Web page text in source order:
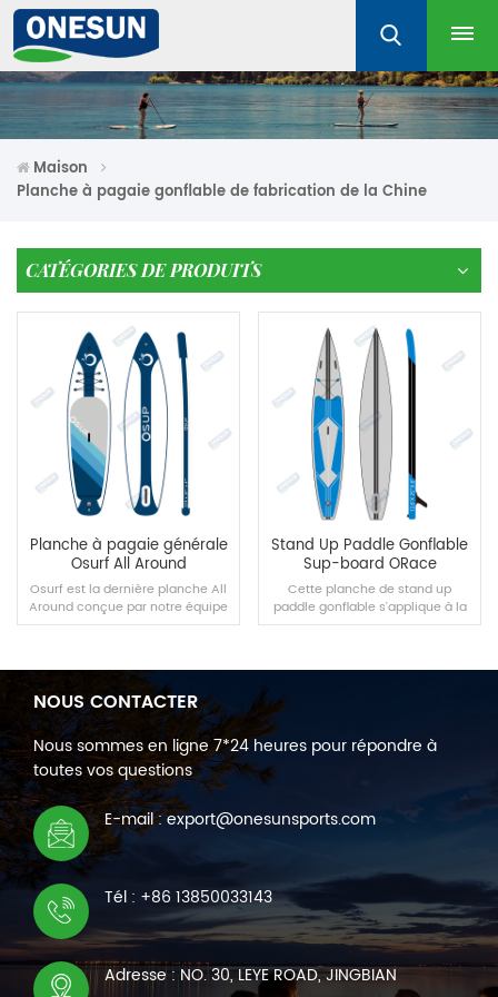
Maison
Planche à pagaie gonflable de fabrication de la Chine
CATÉGORIES DE PRODUITS
Planche à pagaie générale
Osurf All Around
Osurf est la dernière planche All
Around conçue par notre équipe
en 2022.
LIRE LA SUITE
Stand Up Paddle Gonflable
Sup-board ORace
Cette planche de stand up
paddle gonflable s'applique à la
compétition de course et à
joueurs de niveau intermédiaire.
NOUS CONTACTER
Nous sommes en ligne 7*24 heures pour répondre à
toutes vos questions
E-mail : export@onesunsports.com
Tél : +86 13850033143
Adresse : NO. 30, LEYE ROAD, JINGBIAN